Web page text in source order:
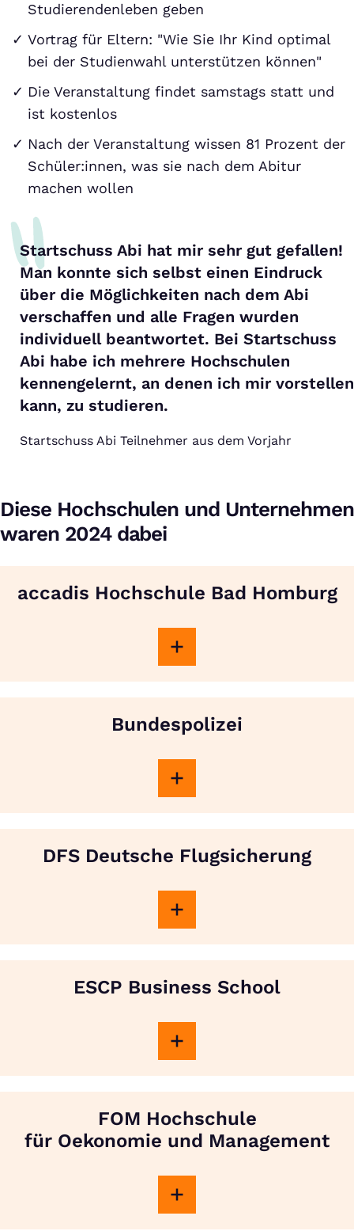
Studierendenleben geben
Vortrag für Eltern: "Wie Sie Ihr Kind optimal
bei der Studienwahl unterstützen können"
Die Veranstaltung findet samstags statt und
ist kostenlos
Nach der Veranstaltung wissen 81 Prozent der
Schüler:innen, was sie nach dem Abitur
machen wollen
Startschuss Abi hat mir sehr gut gefallen!
Man konnte sich selbst einen Eindruck
über die Möglichkeiten nach dem Abi
verschaffen und alle Fragen wurden
individuell beantwortet. Bei Startschuss
Abi habe ich mehrere Hochschulen
kennengelernt, an denen ich mir vorstellen
kann, zu studieren.
Startschuss Abi Teilnehmer aus dem Vorjahr
Diese Hochschulen und Unternehmen
waren 2024 dabei
accadis Hochschule Bad Homburg
Bundespolizei
DFS Deutsche Flugsicherung
ESCP Business School
FOM Hochschule
für Oekonomie und Management